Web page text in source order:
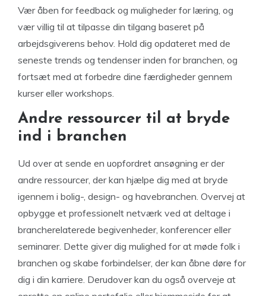
Vær åben for feedback og muligheder for læring, og
vær villig til at tilpasse din tilgang baseret på
arbejdsgiverens behov. Hold dig opdateret med de
seneste trends og tendenser inden for branchen, og
fortsæt med at forbedre dine færdigheder gennem
kurser eller workshops.
Andre ressourcer til at bryde
ind i branchen
Ud over at sende en uopfordret ansøgning er der
andre ressourcer, der kan hjælpe dig med at bryde
igennem i bolig-, design- og havebranchen. Overvej at
opbygge et professionelt netværk ved at deltage i
brancherelaterede begivenheder, konferencer eller
seminarer. Dette giver dig mulighed for at møde folk i
branchen og skabe forbindelser, der kan åbne døre for
dig i din karriere. Derudover kan du også overveje at